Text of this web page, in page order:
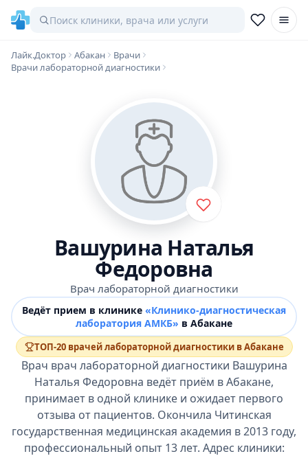
Лайк.Доктор Абакан
Врачи
Врачи лабораторной диагностики
Вашурина Наталья
Федоровна
Врач лабораторной диагностики
Ведёт прием в клинике «Клинико-диагностическая
лаборатория АМКБ» в Абакане
ТОП-20 врачей лабораторной диагностики в Абакане
Врач врач лабораторной диагностики Вашурина
Наталья Федоровна ведёт приём в Абакане,
принимает в одной клинике и ожидает первого
отзыва от пациентов. Окончила Читинская
государственная медицинская академия в 2013 году,
профессиональный опыт 13 лет. Адрес клиники: